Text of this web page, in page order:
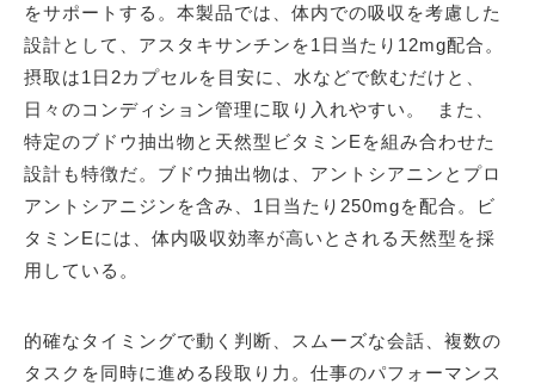
をサポートする。本製品では、体内での吸収を考慮した
設計として、アスタキサンチンを1日当たり12mg配合。
摂取は1日2カプセルを目安に、水などで飲むだけと、
日々のコンディション管理に取り入れやすい。 また、
特定のブドウ抽出物と天然型ビタミンEを組み合わせた
設計も特徴だ。ブドウ抽出物は、アントシアニンとプロ
アントシアニジンを含み、1日当たり250mgを配合。ビ
タミンEには、体内吸収効率が高いとされる天然型を採
用している。
的確なタイミングで動く判断、スムーズな会話、複数の
タスクを同時に進める段取り力。仕事のパフォーマンス